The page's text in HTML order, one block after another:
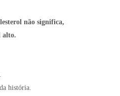
não significa,
alto.
história.